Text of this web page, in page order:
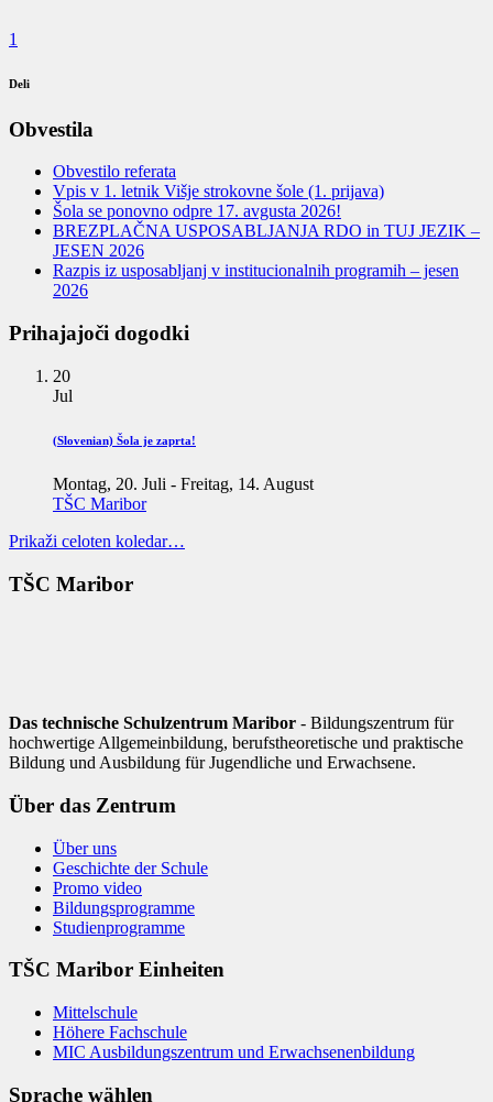
1
Deli
Obvestila
Obvestilo referata
Vpis v 1. letnik Višje strokovne šole (1. prijava)
Šola se ponovno odpre 17. avgusta 2026!
BREZPLAČNA USPOSABLJANJA RDO in TUJ JEZIK –
JESEN 2026
Razpis iz usposabljanj v institucionalnih programih – jesen
2026
Prihajajoči dogodki
20
Jul
(Slovenian) Šola je zaprta!
Montag, 20. Juli - Freitag, 14. August
TŠC Maribor
Prikaži celoten koledar…
TŠC Maribor
Das technische Schulzentrum Maribor - Bildungszentrum für
hochwertige Allgemeinbildung, berufstheoretische und praktische
Bildung und Ausbildung für Jugendliche und Erwachsene.
Über das Zentrum
Über uns
Geschichte der Schule
Promo video
Bildungsprogramme
Studienprogramme
TŠC Maribor Einheiten
Mittelschule
Höhere Fachschule
MIC Ausbildungszentrum und Erwachsenenbildung
Sprache wählen